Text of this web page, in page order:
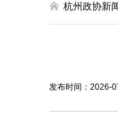
杭州政协新
发布时间：2026-